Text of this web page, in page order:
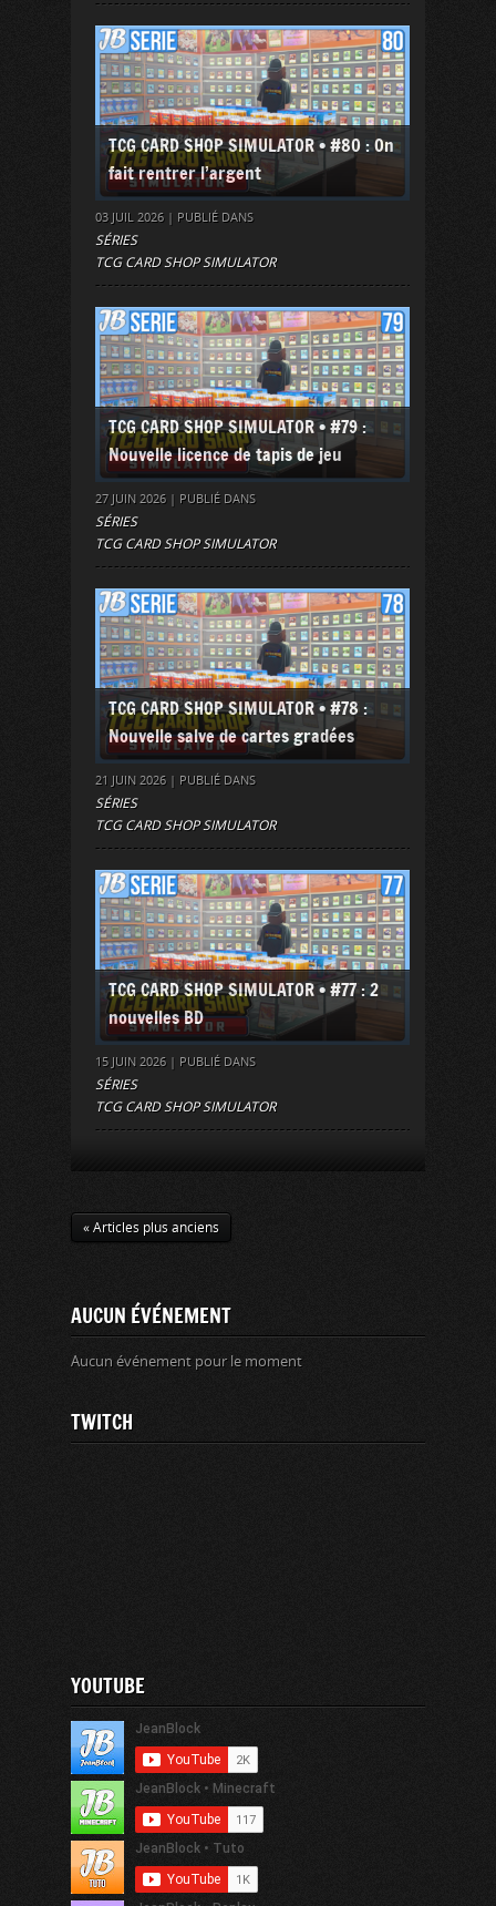
TCG CARD SHOP SIMULATOR • #80 : On
fait rentrer l’argent
03 JUIL 2026 | PUBLIÉ DANS
SÉRIES
TCG CARD SHOP SIMULATOR
TCG CARD SHOP SIMULATOR • #79 :
Nouvelle licence de tapis de jeu
27 JUIN 2026 | PUBLIÉ DANS
SÉRIES
TCG CARD SHOP SIMULATOR
TCG CARD SHOP SIMULATOR • #78 :
Nouvelle salve de cartes gradées
21 JUIN 2026 | PUBLIÉ DANS
SÉRIES
TCG CARD SHOP SIMULATOR
TCG CARD SHOP SIMULATOR • #77 : 2
nouvelles BD
15 JUIN 2026 | PUBLIÉ DANS
SÉRIES
TCG CARD SHOP SIMULATOR
« Articles plus anciens
AUCUN ÉVÉNEMENT
Aucun événement pour le moment
TWITCH
YOUTUBE